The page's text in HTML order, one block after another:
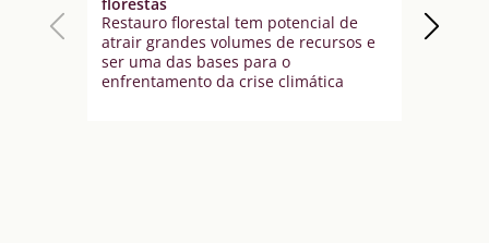
Restauro florestal tem potencial de
atrair grandes volumes de recursos e
ser uma das bases para o
enfrentamento da crise climática